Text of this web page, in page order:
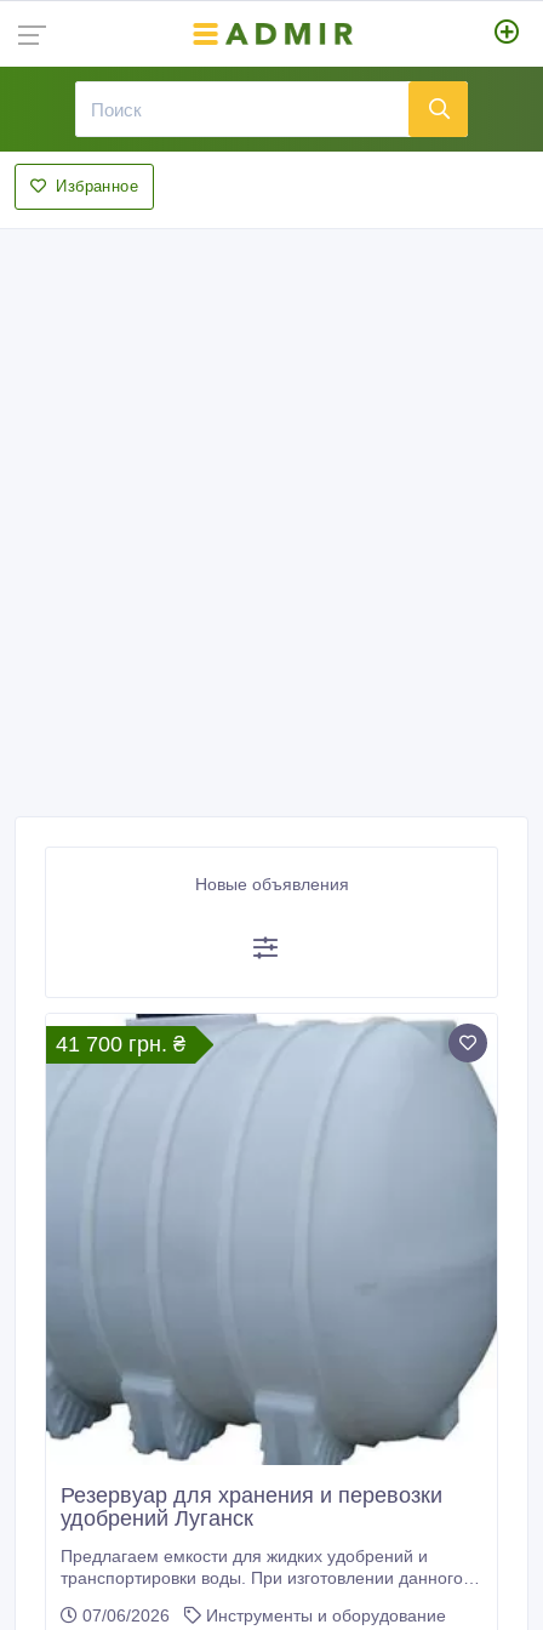
Избранное
Новые объявления
41 700 грн. ₴
Резервуар для хранения и перевозки
удобрений Луганск
Предлагаем емкости для жидких удобрений и
транспортировки воды. При изготовлении данного
европейских машиностроителей по изготовлению
07/06/2026
Инструменты и оборудование